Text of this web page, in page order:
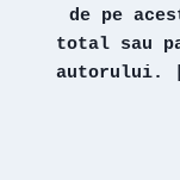
de pe
total sau
autorului.